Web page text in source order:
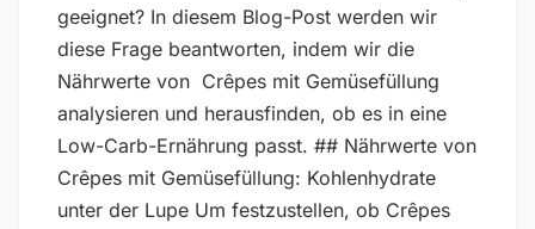
geeignet? In diesem Blog-Post werden wir
diese Frage beantworten, indem wir die
Nährwerte von Crêpes mit Gemüsefüllung
analysieren und herausfinden, ob es in eine
Low-Carb-Ernährung passt. ## Nährwerte von
Crêpes mit Gemüsefüllung: Kohlenhydrate
unter der Lupe Um festzustellen, ob Crêpes